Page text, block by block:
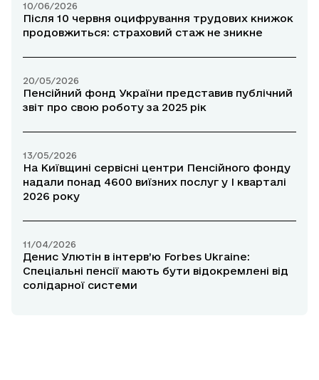
10/06/2026
Після 10 червня оцифрування трудових книжок
продовжиться: страховий стаж не зникне
20/05/2026
Пенсійний фонд України представив публічний
звіт про свою роботу за 2025 рік
13/05/2026
На Київщині сервісні центри Пенсійного фонду
надали понад 4600 виїзних послуг у І кварталі
2026 року
11/04/2026
Денис Улютін в інтерв’ю Forbes Ukraine:
Спеціальні пенсії мають бути відокремлені від
солідарної системи